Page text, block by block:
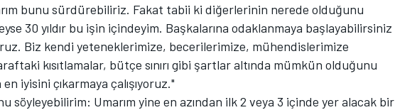
bunu sürdürebiliriz. Fakat tabii ki diğerlerinin nerede olduğunu
30 yıldır bu işin içindeyim. Başkalarına odaklanmaya başlayabilirsiniz
Biz kendi yeteneklerimize, becerilerimize, mühendislerimize
kısıtlamalar, bütçe sınırı gibi şartlar altında mümkün olduğunu
iyisini çıkarmaya çalışıyoruz."
söyleyebilirim: Umarım yine en azından ilk 2 veya 3 içinde yer alacak bir